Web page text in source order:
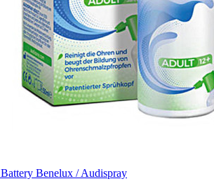
Battery Benelux / Audispray